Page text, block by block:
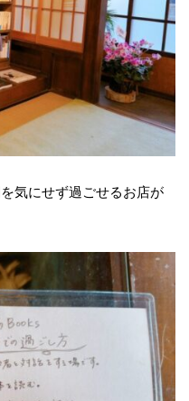
気にせず過ごせるお店が